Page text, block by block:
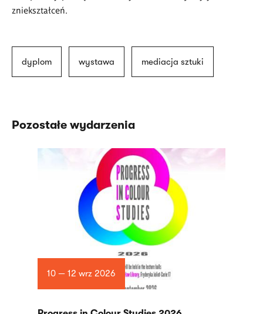
zniekształceń.
dyplom wystawa mediacja sztuki
Pozostałe wydarzenia
10 — 12 wrz 2026